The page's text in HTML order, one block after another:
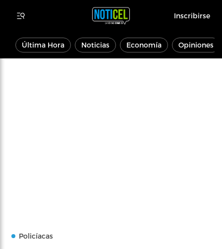
Inscribirse
Última Hora Noticias Economía Opiniones
Policíacas